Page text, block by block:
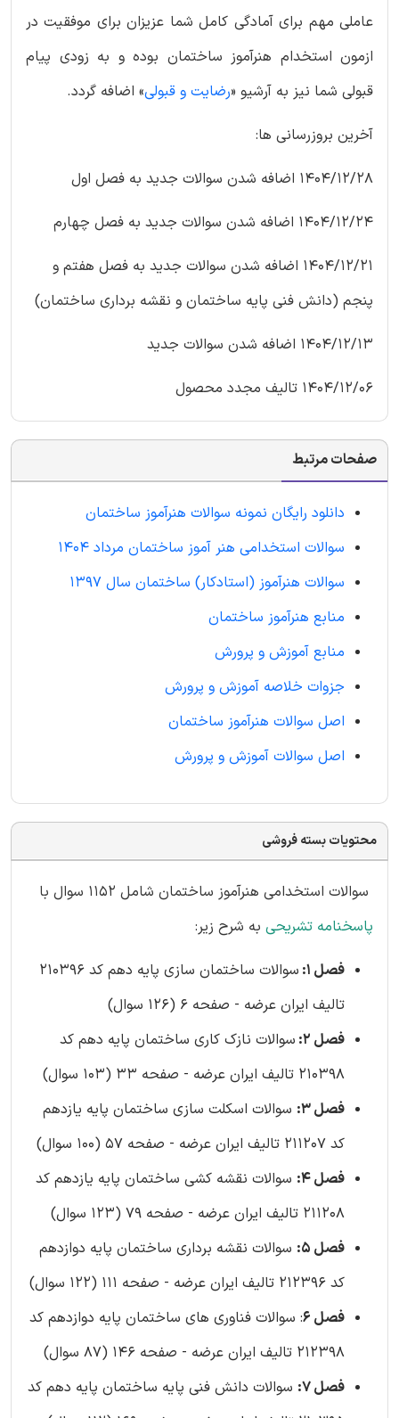
عاملی مهم برای آمادگی کامل شما عزیزان برای موفقیت در
ازمون استخدام هنرآموز ساختمان بوده و به زودی پیام
قبولی شما نیز به آرشیو «رضایت و قبولی» اضافه گردد.
آخرین بروزرسانی ها:
1404/12/28 اضافه شدن سوالات جدید به فصل اول
1404/12/24 اضافه شدن سوالات جدید به فصل چهارم
1404/12/21 اضافه شدن سوالات جدید به فصل هفتم و
پنجم (دانش فنی پایه ساختمان و نقشه برداری ساختمان)
1404/12/13 اضافه شدن سوالات جدید
1404/12/06 تالیف مجدد محصول
صفحات مرتبط
دانلود رایگان نمونه سوالات هنرآموز ساختمان
سوالات استخدامی هنر آموز ساختمان مرداد 1404
سوالات هنرآموز (استادکار) ساختمان سال 1397
منابع هنرآموز ساختمان
منابع آموزش و پرورش
جزوات خلاصه آموزش و پرورش
اصل سوالات هنرآموز ساختمان
اصل سوالات آموزش و پرورش
محتویات بسته فروشی
سوالات استخدامی هنرآموز ساختمان شامل 1152 سوال با
پاسخنامه تشریحی به شرح زیر:
فصل 1:
سوالات ساختمان سازی پایه دهم کد 210396
تالیف ایران عرضه - صفحه 6 (126 سوال)
فصل 2:
سوالات نازک کاری ساختمان پایه دهم کد
210398 تالیف ایران عرضه - صفحه 33 (103 سوال)
فصل 3:
سوالات اسکلت سازی ساختمان پایه یازدهم
کد 211207 تالیف ایران عرضه - صفحه 57 (100 سوال)
فصل 4:
سوالات نقشه کشی ساختمان پایه یازدهم کد
211208 تالیف ایران عرضه - صفحه 79 (123 سوال)
فصل 5:
سوالات نقشه برداری ساختمان پایه دوازدهم
کد 212396 تالیف ایران عرضه - صفحه 111 (122 سوال)
فصل 6 : سوالات فناوری های ساختمان پایه دوازدهم کد
212398 تالیف ایران عرضه - صفحه 146 (87 سوال)
فصل 7:
سوالات دانش فنی پایه ساختمان پایه دهم کد